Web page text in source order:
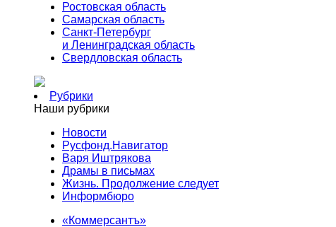
Ростовская область
Самарская область
Санкт-Петербург
и Ленинградская область
Свердловская область
Рубрики
Наши рубрики
Новости
Русфонд.Навигатор
Варя Иштрякова
Драмы в письмах
Жизнь. Продолжение следует
Информбюро
«Коммерсантъ»